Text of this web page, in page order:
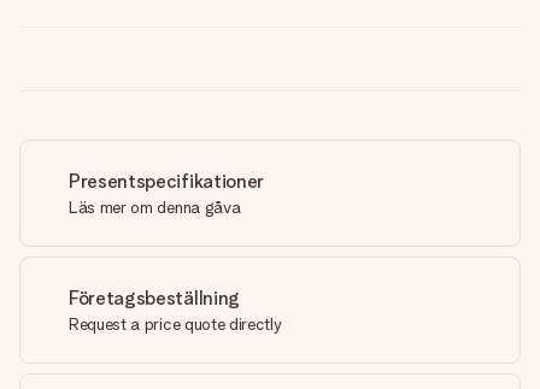
Presentspecifikationer
Läs mer om denna gåva
Företagsbeställning
Request a price quote directly